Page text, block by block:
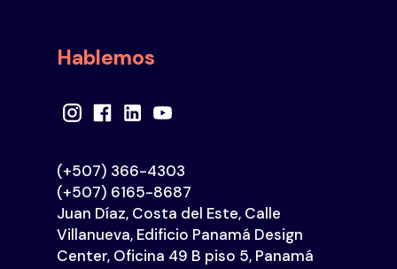
Hablemos
(+507) 366-4303
(+507) 6165-8687
Juan Díaz, Costa del Este, Calle
Villanueva, Edificio Panamá Design
Center, Oficina 49 B piso 5, Panamá